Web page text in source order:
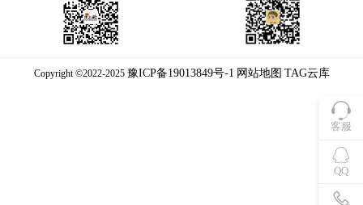
客服
QQ
Copyright ©2022-2025 豫ICP备19013849号-1 网站地图 TAG云库